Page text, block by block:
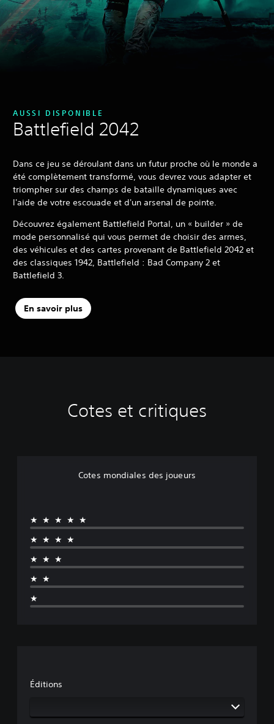
AUSSI DISPONIBLE
Battlefield 2042
Dans ce jeu se déroulant dans un futur proche où le monde a
été complètement transformé, vous devrez vous adapter et
triompher sur des champs de bataille dynamiques avec
l'aide de votre escouade et d'un arsenal de pointe.
Découvrez également Battlefield Portal, un « builder » de
mode personnalisé qui vous permet de choisir des armes,
des véhicules et des cartes provenant de Battlefield 2042 et
des classiques 1942, Battlefield : Bad Company 2 et
Battlefield 3.
En savoir plus
Cotes et critiques
Cotes mondiales des joueurs
★★★★★
★★★★
★★★
★★
★
Éditions